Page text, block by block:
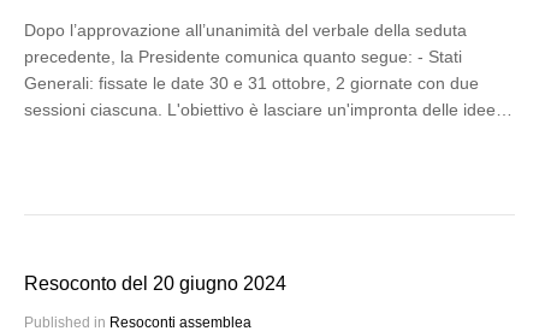
Dopo l’approvazione all’unanimità del verbale della seduta
precedente, la Presidente comunica quanto segue: - Stati
Generali: fissate le date 30 e 31 ottobre, 2 giornate con due
sessioni ciascuna. L'obiettivo è lasciare un'impronta delle idee…
Resoconto del 20 giugno 2024
Published in Resoconti assemblea